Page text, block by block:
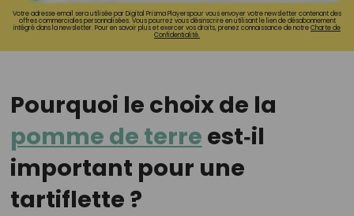
Votre adresse email sera utilisée par Digital Prisma Playerspour vous envoyer votre newsletter contenant des
offres commerciales personnalisées. Vous pourrez vous désinscrire en utilisant le lien de désabonnement
intégré dans la newsletter. Pour en savoir plus et exercer vos droits, prenez connaissance de notreCharte de
Confidentialité.
Pourquoi le choix de la
pomme de terre est‑il
important pour une
tartiflette ?